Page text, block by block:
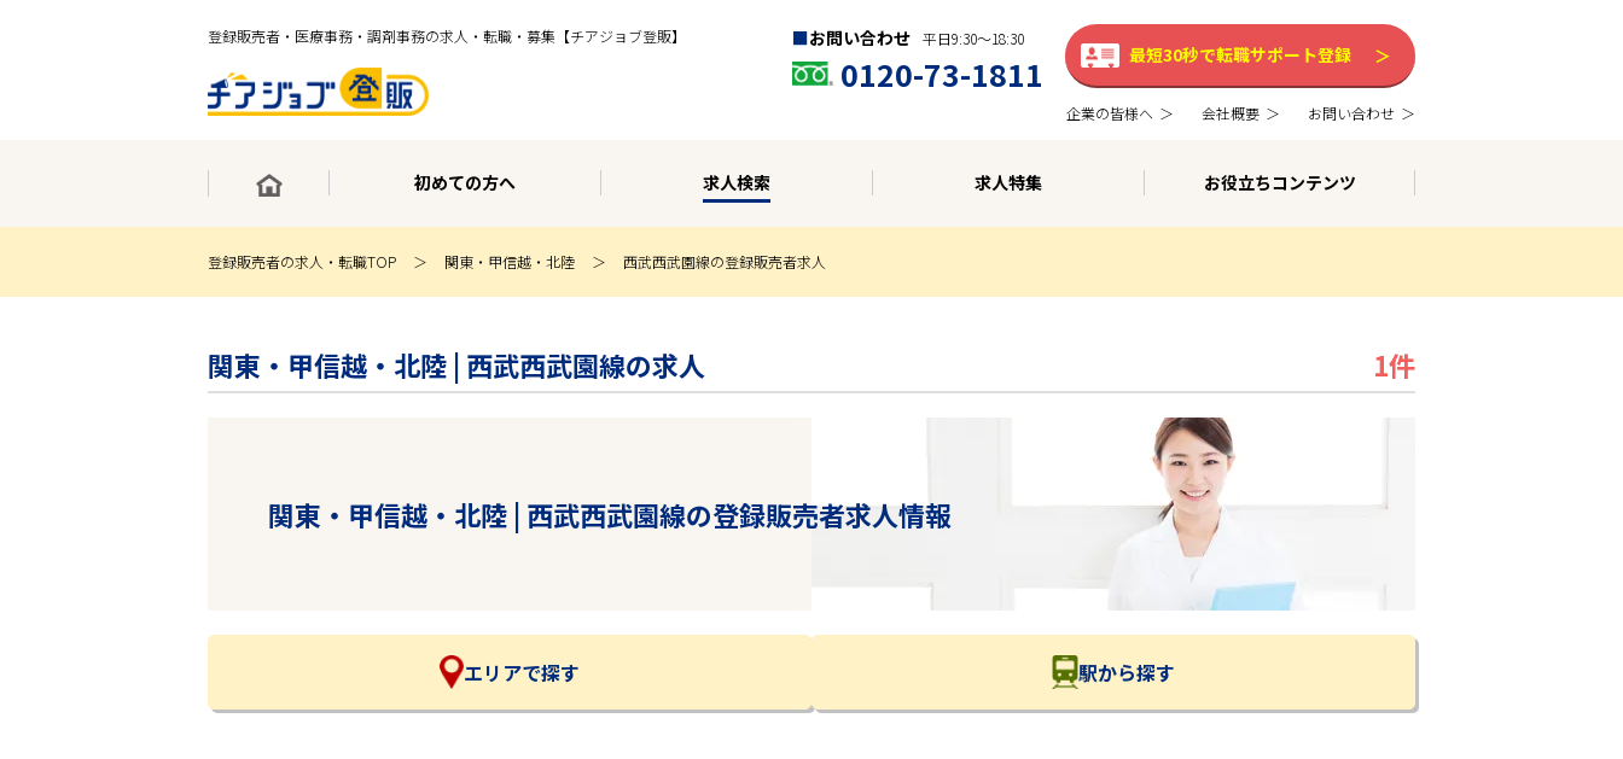
登録販売者・医療事務・調剤事務の求人・転職・募集【チアジョブ登販】 お問い合わせ 平日9:30〜18:30
0120-73-1811 最短30秒で転職サポート登録
企業の皆様へ 会社概要 お問い合わせ
初めての方へ 求人検索 求人特集 お役立ちコンテンツ
登録販売者の求人・転職TOP 関東・甲信越・北陸 西武西武園線の登録販売者求人
関東・甲信越・北陸 | 西武西武園線の求人 1件
関東・甲信越・北陸 | 西武西武園線の登録販売者求人情報
エリアで探す 駅から探す